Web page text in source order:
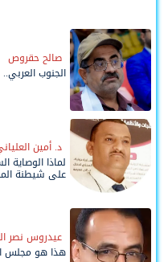
صالح حقروص
الجنوب
د. أمين
لماذا الوصاية
على شيطنة
عيدروس نصر
هذا هو مجلس